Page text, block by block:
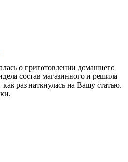
о приготовлении домашнего
состав магазинного и решила
как раз наткнулась на Вашу статью.